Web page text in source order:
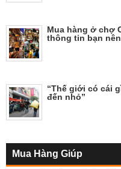
Mua hàng ở chợ
thông tin bạn
“Thế giới có cái
đến nhỏ”
Mua Hàng Giúp